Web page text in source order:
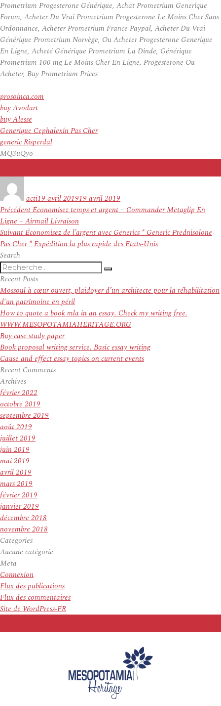
Prometrium Progesterone Générique, Achat Prometrium Generique
Forum, Acheter Du Vrai Prometrium Progesterone Le Moins Cher Sans
Ordonnance, Acheter Prometrium France Paypal, Acheter Du Vrai
Générique Prometrium Norvège, Ou Acheter Progesterone Generique
En Ligne, Acheté Générique Prometrium La Dinde, Générique
Prometrium 100 mg Le Moins Cher En Ligne, Progesterone Ou
Acheter, Buy Prometrium Prices
prosoinca.com
buy Avodart
buy Alesse
Generique Cephalexin Pas Cher
generic Risperdal
MQ3uQyo
actile
19 avril 201919 avril 2019
Navigation
de
l’article
PrécédentArticle
précédent :
Économisez temps et argent – Commander Metaglip En
Ligne – Airmail Livraison
SuivantArticle
suivant :
Économisez de l’argent avec Generics * Generic Prednisolone
Pas Cher * Expédition la plus rapide des Etats-Unis
Search
Recherche
pour
:
Recherche
Recent Posts
Mossoul à cœur ouvert, plaidoyer d’un architecte pour la réhabilitation
d’un patrimoine en péril
How to quote a book mla in an essay. Check my writing free.
WWW.MESOPOTAMIAHERITAGE.ORG
Buy case study paper
Book proposal writing service. Basic essay writing
Cause and effect essay topics on current events
Recent Comments
Archives
février 2022
octobre 2019
septembre 2019
août 2019
juillet 2019
juin 2019
mai 2019
avril 2019
mars 2019
février 2019
janvier 2019
décembre 2018
novembre 2018
Categories
Aucune catégorie
Meta
Connexion
Flux des publications
Flux des commentaires
Site de WordPress-FR